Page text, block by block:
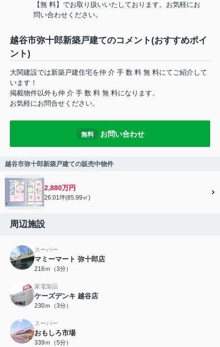
【無 料】でお取り扱いいたしております。お気軽にお
問い合わせください。
越谷市弥十郎新築戸建てのコメント(おすすめポイ
ント)
大関建設では新築戸建住宅を仲 介 手 数 料 無 料にてご紹介して
います！
掲載物件以外も仲 介 手 数 料 無 料になります。
お気軽にお問合せください。
無料 お問い合わせ
越谷市弥十郎新築戸建ての販売中物件
2,880万円
26.01坪(85.99㎡)
周辺施設
スーパー
マミーマート 弥十郎店
216ｍ（3分）
家電製品
ケーズデンキ 越谷店
230ｍ（3分）
スーパー
おもしろ市場
339ｍ（5分）